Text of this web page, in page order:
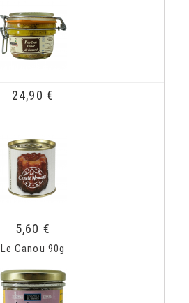
24,90 €
5,60 €
Le Canou 90g